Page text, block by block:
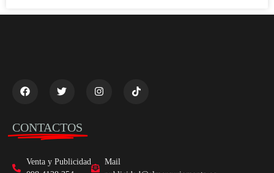
CONTACTOS
Venta y Publicidad
Mail